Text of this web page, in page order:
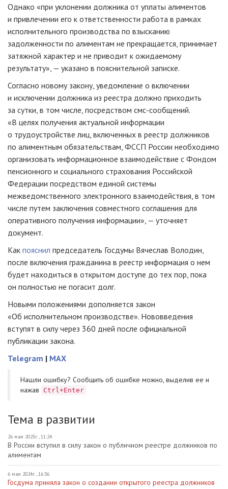
Однако «при уклонении должника от уплаты алиментов
и привлечении его к ответственности работа в рамках
исполнительного производства по взысканию
задолженности по алиментам не прекращается, принимает
затяжной характер и не приводит к ожидаемому
результату», — указано в пояснительной записке.
Согласно новому закону, уведомление о включении
и исключении должника из реестра должно приходить
за сутки, в том числе, посредством смс-сообщений.
«В целях получения актуальной информации
о трудоустройстве лиц, включенных в реестр должников
по алиментным обязательствам, ФССП России необходимо
организовать информационное взаимодействие с Фондом
пенсионного и социального страхования Российской
Федерации посредством единой системы
межведомственного электронного взаимодействия, в том
числе путем заключения совместного соглашения для
оперативного получения информации», — уточняет
документ.
Как пояснил председатель Госдумы Вячеслав Володин,
после включения гражданина в реестр информация о нем
будет находиться в открытом доступе до тех пор, пока
он полностью не погасит долг.
Новыми положениями дополняется закон
«Об исполнительном производстве». Нововведения
вступят в силу через 360 дней после официальной
публикации закона.
Telegram | MAX
Нашли ошибку? Cообщить об ошибке можно, выделив ее и
нажав
Ctrl+Enter
Тема в развитии
26 мая 2025г., 11:24
В России вступил в силу закон о публичном реестре должников по
алиментам
6 мая 2024г., 16:36
Госдума приняла закон о создании открытого реестра должников